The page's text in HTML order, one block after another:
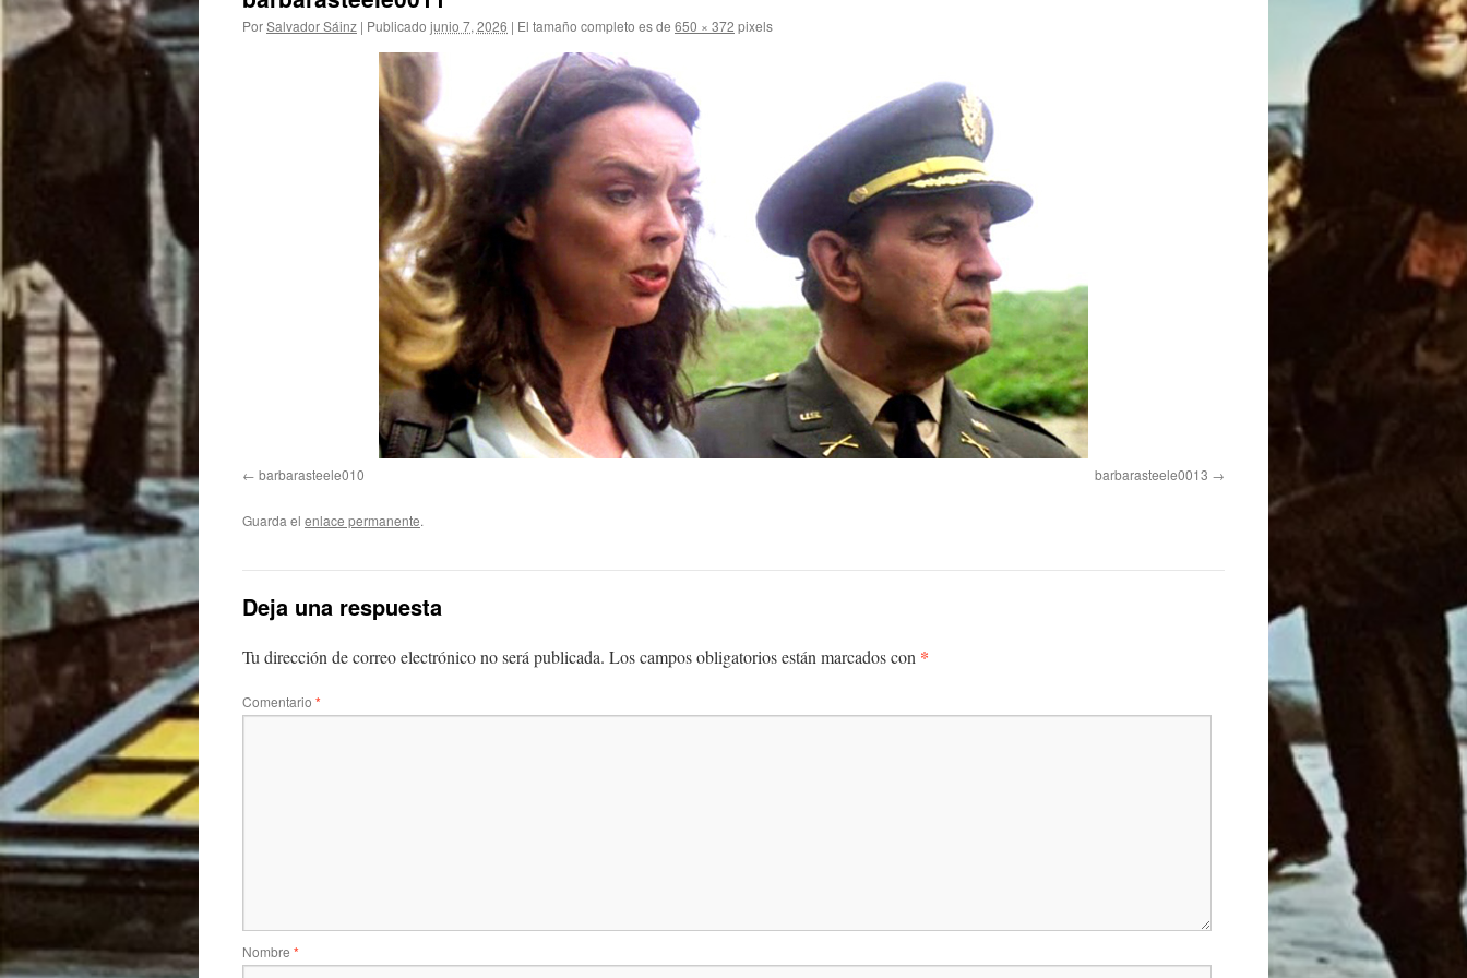
PorSalvador Sáinz | Publicado junio 7, 2026 | El tamaño completo es de 650 × 372 pixels
barbarasteele010 barbarasteele0013
Guarda el enlace permanente.
Deja una respuesta
Tu dirección de correo electrónico no será publicada. Los campos obligatorios están marcados con *
Comentario *
Nombre *